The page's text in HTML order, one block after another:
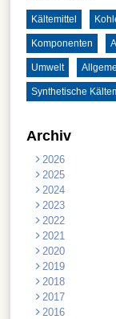
Kältemittel
Komponenten
Umwelt
Synthetische
Archiv
2026
2025
2024
2023
2022
2021
2020
2019
2018
2017
2016